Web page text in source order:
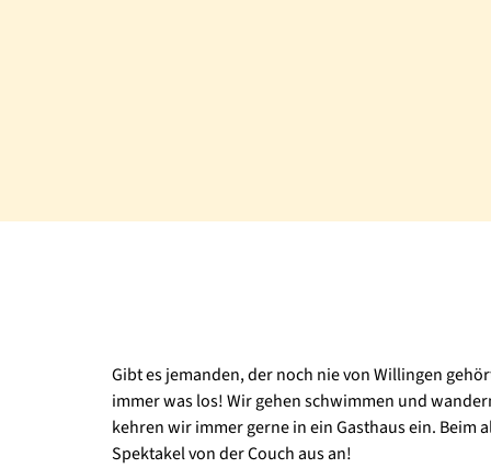
Gibt es jemanden, der noch nie von Willingen
immer was los! Wir gehen schwimmen und
kehren wir immer gerne in ein Gasthaus ein.
Spektakel von der Couch aus an!